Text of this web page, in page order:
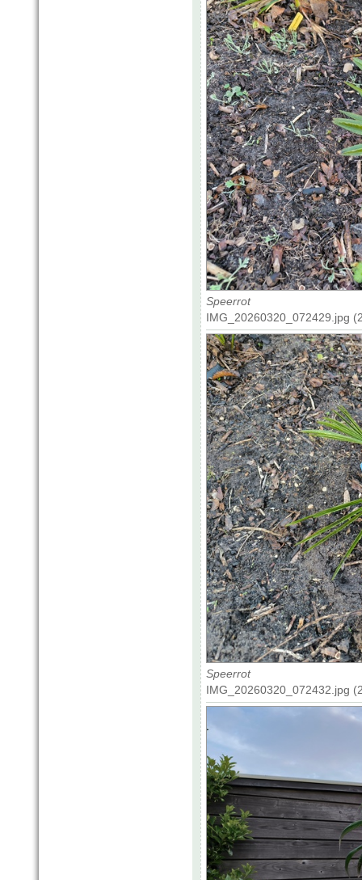
Speerrot
IMG_20260320_072429.jpg
Speerrot
IMG_20260320_072432.jpg